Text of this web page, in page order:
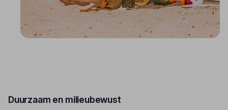
Duurzaam en milieubewust